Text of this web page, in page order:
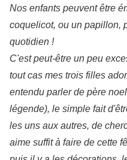
Nos enfants peuvent être
coquelicot, ou un papillon,
quotidien !
C'est peut-être un peu
tout cas mes trois filles
entendu parler de père
légende), le simple fait
les uns aux autres, de
aime suffit à faire de cette